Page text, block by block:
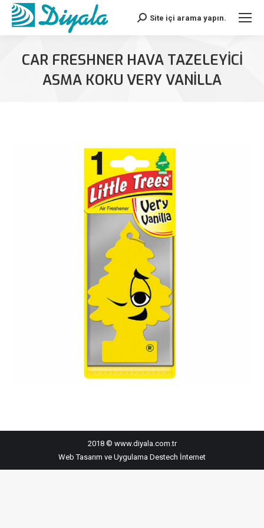
Search:Site içi arama yapın.
CAR FRESHNER HAVA TAZELEYICI
ASMA KOKU VERY VANILLA
2018 © www.diyala.com.tr
Web Tasarım ve Uygulama Destech İnternet